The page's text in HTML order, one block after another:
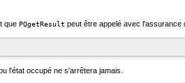
que PQgetResult peut être appelé avec l'assurance
l'état occupé ne s'arrêtera jamais.